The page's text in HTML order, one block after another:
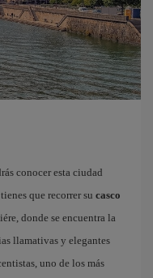
conocer esta ciudad
que recorrer su casco
donde se encuentra la
llamativas y elegantes
uno de los más